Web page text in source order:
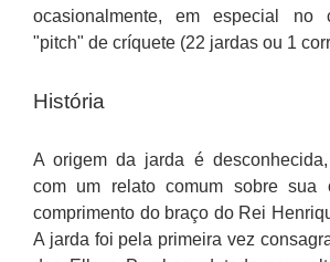
ocasionalmente, em especial no
"pitch" de críquete (22 jardas ou 1
História
A origem da jarda é
com um relato comum sobre sua
comprimento do braço do Rei
A jarda foi pela primeira vez